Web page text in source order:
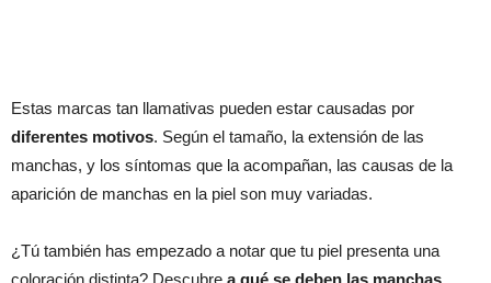
Estas marcas tan llamativas pueden estar causadas por
diferentes motivos. Según el tamaño, la extensión de las
manchas, y los síntomas que la acompañan, las causas de la
aparición de manchas en la piel son muy variadas.
¿Tú también has empezado a notar que tu piel presenta una